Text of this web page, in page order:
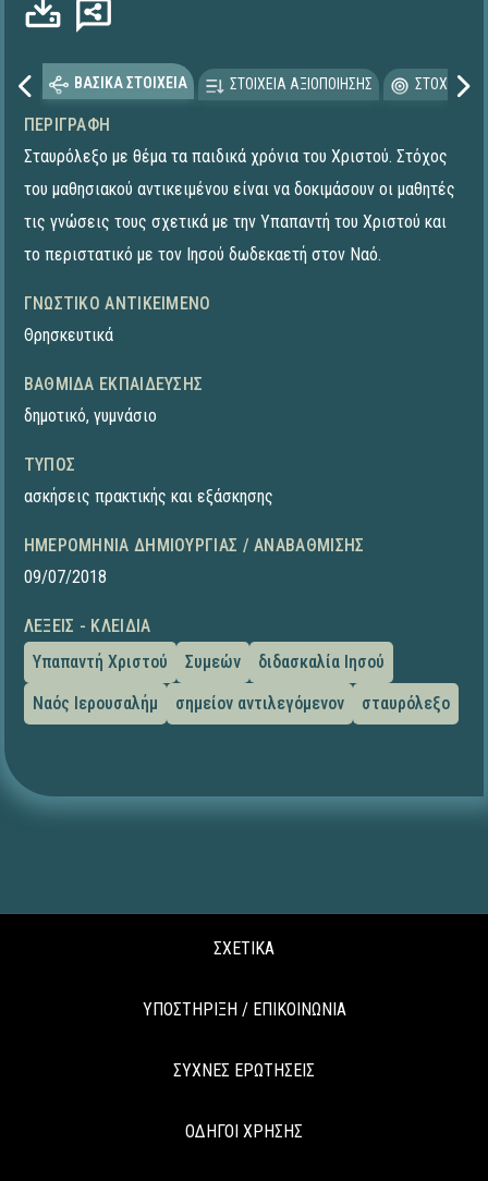
ΒΑΣΙΚΑ ΣΤΟΙΧΕΙΑ ΣΤΟΙΧΕΙΑ ΑΞΙΟΠΟΙΗΣΗΣ
ΠΕΡΙΓΡΑΦΉ
Σταυρόλεξο με θέμα τα παιδικά χρόνια του Χριστού. Στόχος
του μαθησιακού αντικειμένου είναι να δοκιμάσουν οι μαθητές
τις γνώσεις τους σχετικά με την Υπαπαντή του Χριστού και
το περιστατικό με τον Ιησού δωδεκαετή στον Ναό.
ΓΝΩΣΤΙΚΌ ΑΝΤΙΚΕΊΜΕΝΟ
Θρησκευτικά
ΒΑΘΜΊΔΑ ΕΚΠΑΊΔΕΥΣΗΣ
δημοτικό, γυμνάσιο
ΤΎΠΟΣ
ασκήσεις πρακτικής και εξάσκησης
ΗΜΕΡΟΜΗΝΊΑ ΔΗΜΙΟΥΡΓΊΑΣ / ΑΝΑΒΆΘΜΙΣΗΣ
09/07/2018
ΛΈΞΕΙΣ - ΚΛΕΙΔΙΆ
Υπαπαντή Χριστού
Συμεών
διδασκαλία Ιησού
Ναός Ιερουσαλήμ
σημείον αντιλεγόμενον σταυρόλεξο
ΣΧΕΤΙΚΑ
ΥΠΟΣΤΗΡΙΞΗ / ΕΠΙΚΟΙΝΩΝΙΑ
ΣΥΧΝΕΣ ΕΡΩΤΗΣΕΙΣ
ΟΔΗΓΟΙ ΧΡΗΣΗΣ